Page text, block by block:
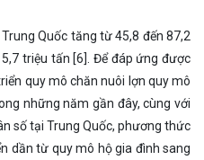
Quốc tăng từ 45,8 đến 87,2
triệu tấn [6]. Để đáp ứng được
quy mô chăn nuôi lợn quy mô
những năm gần đây, cùng với
số tại Trung Quốc, phương thức
dần từ quy mô hộ gia đình sang